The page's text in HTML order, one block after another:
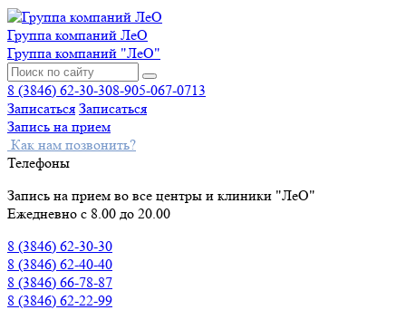
Группа компаний ЛеО
Группа компаний "ЛеО"
8 (3846) 62-30-308-905-067-0713
Записаться Записаться
Запись на прием
Как нам позвонить?
Телефоны
Запись на прием во все центры и клиники "ЛеО"
Ежедневно с 8.00 до 20.00
8 (3846) 62-30-30
8 (3846) 62-40-40
8 (3846) 66-78-87
8 (3846) 62-22-99